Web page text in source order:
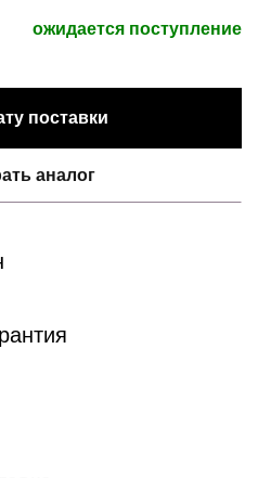
ожидается поступление
поставки
аналог